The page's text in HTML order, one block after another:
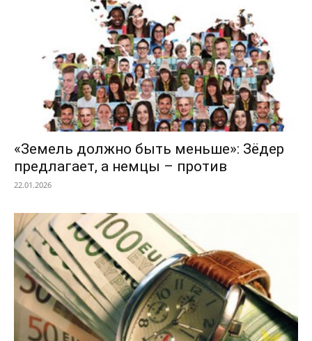
«Земель должно быть меньше»: Зёдер
предлагает, а немцы – против
22.01.2026